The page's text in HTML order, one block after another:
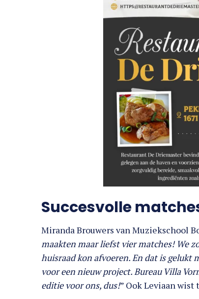
Succesvolle
Miranda Brouwers van Muziekschool
maakten maar liefst vier matches! We
huisraad kon afvoeren. En dat is gelukt
voor een nieuw project. Bureau Villa
editie voor ons, dus!” Ook Leviaan